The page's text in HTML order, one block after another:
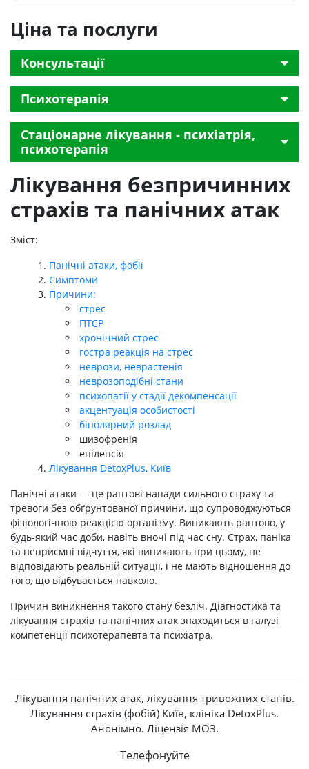
Ціна та послуги
Консультації
Психотерапія
Стаціонарне лікування - психіатрія,
психотерапія
Лікування безпричинних
страхів та панічних атак
Зміст:
Панічні атаки, фобії
Симптоми
Причини:
стрес
ПТСР
хронічний стрес
гостра реакція на стрес
неврози, неврастенія
неврозоподібні стани
психопатії у стадії декомпенсації
акцентуація особистості
біполярний розлад
шизофренія
епілепсія
Лікування DetoxPlus, Київ
Панічні атаки — це раптові напади сильного страху та
тревоги без обґрунтованої причини, що супроводжуються
фізіологічною реакцією організму. Виникають раптово, у
будь-який час доби, навіть вночі під час сну. Страх, паніка
та неприємні відчуття, які виникають при цьому, не
відповідають реальній ситуації, і не мають відношення до
того, що відбувається навколо.
Причин виникнення такого стану безліч. Діагностика та
лікування страхів та панічних атак знаходиться в галузі
компетенції психотерапевта та психіатра.
Лікування панічних атак, лікування тривожних станів.
Лікування страхів (фобій) Київ, клініка DetoxPlus.
Анонімно. Ліцензія МОЗ.
Телефонуйте